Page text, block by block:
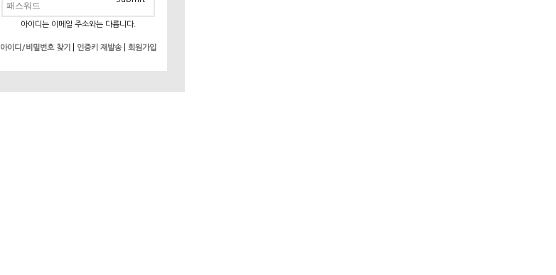
아이디는 이메일 주소와는 다릅니다.
아이디/비밀번호 찾기 인증키 재발송| 회원가입